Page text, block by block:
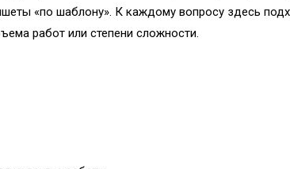
«по шаблону». К каждому вопросу здесь
работ или степени сложности.